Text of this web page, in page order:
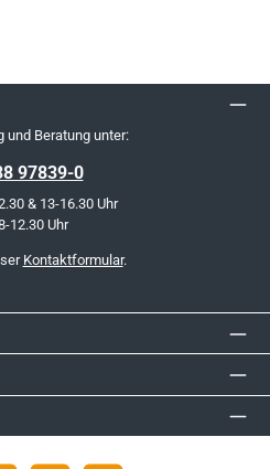
und Beratung unter:
97839-0
& 13-16.30 Uhr
12.30 Uhr
Kontaktformular.